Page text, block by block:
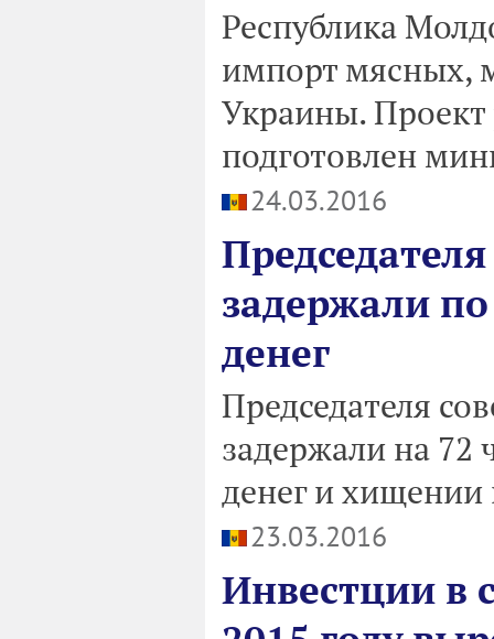
Республика
импорт мясных,
Украины.
подготовлен
24.03.2016
задержали
денег
Председателя
задержали на 72
денег и хищении
23.03.2016
Инвестции в